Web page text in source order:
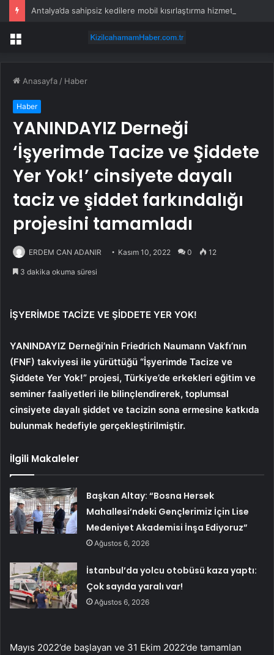
Antalya’da sahipsiz kedilere mobil kısırlaştırma hizmeti
Menü
Anasayfa / Haber
Haber
YANINDAYIZ Derneği
‘İşyerimde Tacize ve Şiddete
Yer Yok!’ cinsiyete dayalı
taciz ve şiddet farkındalığı
projesini tamamladı
ERDEM CAN ADANIR Kasım 10, 2022 0 12
3 dakika okuma süresi
İŞYERİMDE TACİZE VE ŞİDDETE YER YOK!
YANINDAYIZ Derneği’nin Friedrich Naumann Vakfı’nın
(FNF) takviyesi ile yürüttüğü “İşyerimde Tacize ve
Şiddete Yer Yok!” projesi, Türkiye’de erkekleri eğitim ve
seminer faaliyetleri ile bilinçlendirerek, toplumsal
cinsiyete dayalı şiddet ve tacizin sona ermesine katkıda
bulunmak hedefiyle gerçekleştirilmiştir.
İlgili Makaleler
Başkan Altay: “Bosna Hersek
Mahallesi’ndeki Gençlerimiz İçin Lise
Medeniyet Akademisi İnşa Ediyoruz”
Ağustos 6, 2026
İstanbul’da yolcu otobüsü kaza yaptı:
Çok sayıda yaralı var!
Ağustos 6, 2026
Mayıs 2022’de başlayan ve 31 Ekim 2022’de tamamlan